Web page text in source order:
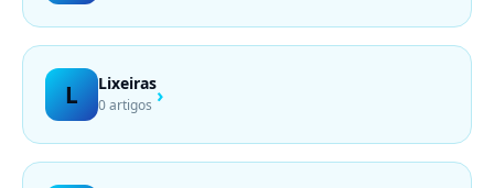
L Lixeiras
0 artigos ›